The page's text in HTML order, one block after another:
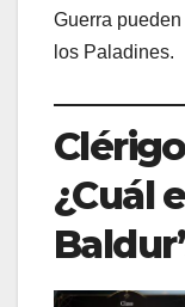
Guerra
los Paladines.
¿Cuál